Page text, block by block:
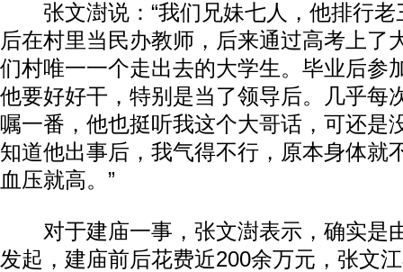
张文澍说：“我们兄妹七人，他排行老
后在村里当民办教师，后来通过高考上了
们村唯一一个走出去的大学生。毕业后参
他要好好干，特别是当了领导后。几乎每
嘱一番，他也挺听我这个大哥话，可还是
知道他出事后，我气得不行，原本身体就
血压就高。”
对于建庙一事，张文澍表示，确实是
发起，建庙前后花费近200余万元，张文